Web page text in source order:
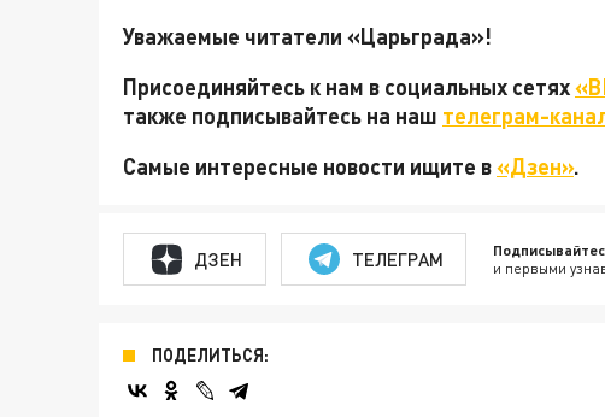
Уважаемые читатели «Царьграда»!
Присоединяйтесь к нам в социальных сетях
также подписывайтесь на наш телеграм-
Самые интересные новости ищите в«Дзен».
ДЗЕН ТЕЛЕГРАМ и первыми
ПОДЕЛИТЬСЯ: